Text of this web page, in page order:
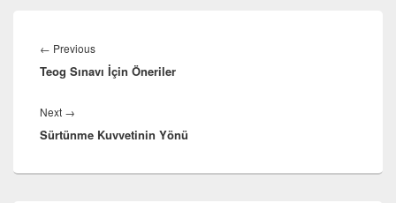
gezinmesi
← PreviousPrevious
post:
Teog Sınavı İçin Öneriler
Next →
post:
Sürtünme Kuvvetinin Yönü